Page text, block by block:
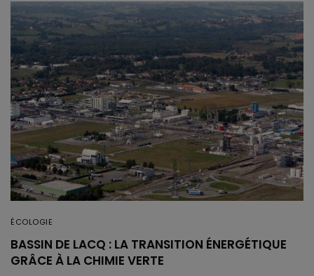
ÉCOLOGIE
BASSIN DE LACQ : LA TRANSITION ÉNERGÉTIQUE
GRÂCE À LA CHIMIE VERTE